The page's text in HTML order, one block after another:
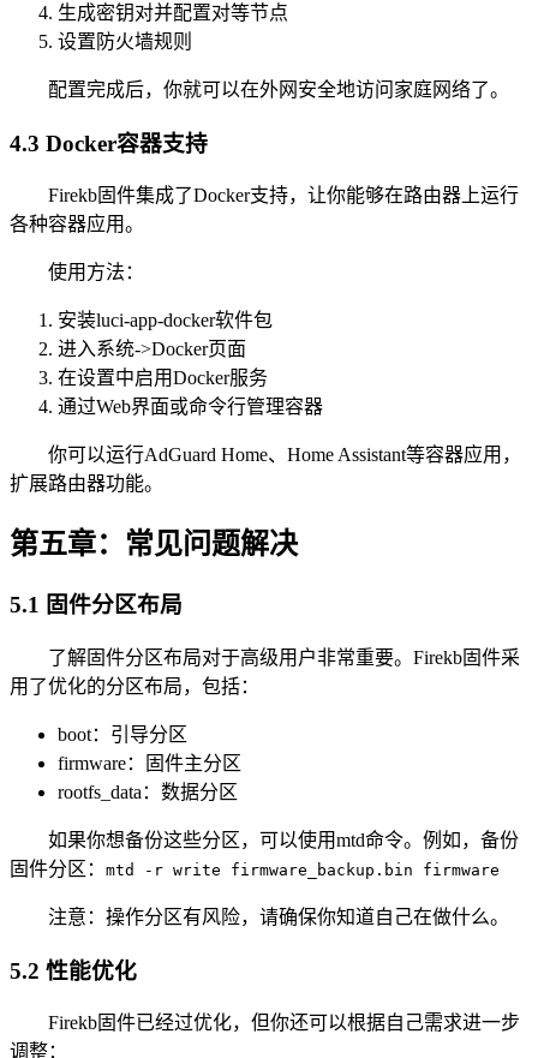
生成密钥对并配置对等节点
设置防火墙规则
配置完成后，你就可以在外网安全地访问家庭网络了。
4.3 Docker容器支持
Firekb固件集成了Docker支持，让你能够在路由器上运行
各种容器应用。
使用方法：
安装luci-app-docker软件包
进入系统->Docker页面
在设置中启用Docker服务
通过Web界面或命令行管理容器
你可以运行AdGuard Home、Home Assistant等容器应用，
扩展路由器功能。
第五章：常见问题解决
5.1 固件分区布局
了解固件分区布局对于高级用户非常重要。Firekb固件采
用了优化的分区布局，包括：
boot：引导分区
firmware：固件主分区
rootfs_data：数据分区
如果你想备份这些分区，可以使用mtd命令。例如，备份
固件分区： mtd -r write firmware_backup.bin firmware
注意：操作分区有风险，请确保你知道自己在做什么。
5.2 性能优化
Firekb固件已经过优化，但你还可以根据自己需求进一步
调整：